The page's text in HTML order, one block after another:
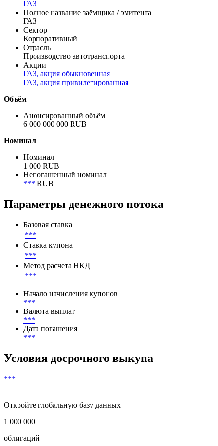
ГАЗ
Полное название заёмщика / эмитента
ГАЗ
Сектор
Корпоративный
Отрасль
Производство автотранспорта
Акции
ГАЗ, акция обыкновенная
ГАЗ, акция привилегированная
Объём
Анонсированный объём
6 000 000 000 RUB
Номинал
Номинал
1 000 RUB
Непогашенный номинал
*** RUB
Параметры денежного потока
Базовая ставка
***
Ставка купона
***
Метод расчета НКД
***
Начало начисления купонов
***
Валюта выплат
***
Дата погашения
***
Условия досрочного выкупа
***
Откройте глобальную базу данных
1 000 000
облигаций